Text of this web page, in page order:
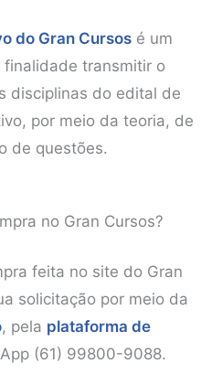
do Gran Cursos é um
transmitir o
disciplinas do edital de
por meio da teoria, de
de questões.
no Gran Cursos?
feita no site do Gran
solicitação por meio da
, pela plataforma de
(61) 99800-9088.